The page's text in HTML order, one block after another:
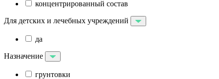
концентрированный состав
Для детских и лечебных учреждений
да
Назначение
грунтовки